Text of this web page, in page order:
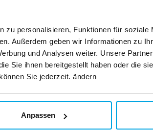
zu personalisieren, Funktionen für soziale
Außerdem geben wir Informationen zu
und Analysen weiter. Unsere
Sie ihnen bereitgestellt haben oder die
Sie jederzeit. ändern
Anpassen